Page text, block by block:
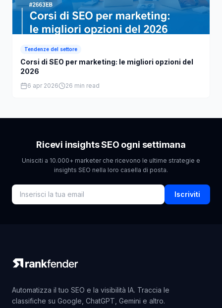
Tendenze del settore
Corsi di SEO per marketing: le migliori opzioni del
2026
6 apr 2026 26 min read
Ricevi insights SEO ogni settimana
Unisciti a 10.000+ marketer che ricevono le ultime strategie e
insights SEO nella loro casella di posta.
Iscriviti
Automatizza il tuo SEO e la visibilità IA. Traccia le
classifiche su Google, ChatGPT, Gemini e altro.